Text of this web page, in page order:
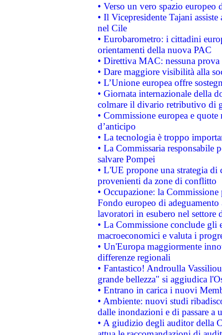
• Verso un vero spazio
• Il Vicepresidente Tajani
nel Cile
• Eurobarometro: i cittadini
orientamenti della nuova PAC
• Direttiva MAC: nessuna
• Dare maggiore visibilità alla
• L’Unione europea offre
• Giornata internazionale della
colmare il divario retributivo di
• Commissione europea e
d’anticipo
• La tecnologia è troppo
• La Commissaria responsabile
salvare Pompei
• L'UE propone una strategia
provenienti da zone di conflitto
• Occupazione: la
Fondo europeo di
lavoratori in esubero nel
• La Commissione conclude
macroeconomici e valuta i
• Un'Europa maggiormente
differenze regionali
• Fantastico! Androulla
grande bellezza" si aggiudica
• Entrano in carica i nuovi
• Ambiente: nuovi studi
dalle inondazioni e di passare a
• A giudizio degli auditor della